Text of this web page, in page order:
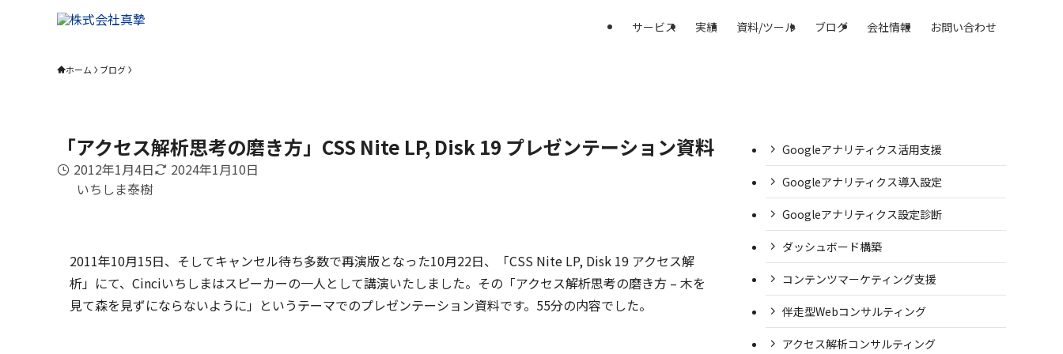
サービス 実績 資料/ツール ブログ 会社情報 お問い合わせ
ホーム ブログ
「アクセス解析思考の磨き方」CSS Nite LP, Disk 19 プレゼンテーション資料
2012年1月4日
2024年1月10日
いちしま泰樹
2011年10月15日、そしてキャンセル待ち多数で再演版となった10月22日、「CSS Nite LP, Disk 19 アクセス解
析」にて、Cinciいちしまはスピーカーの一人として講演いたしました。その「アクセス解析思考の磨き方 – 木を
見て森を見ずにならないように」というテーマでのプレゼンテーション資料です。55分の内容でした。
Googleアナリティクス活用支援
Googleアナリティクス導入設定
Googleアナリティクス設定診断
ダッシュボード構築
コンテンツマーケティング支援
伴走型Webコンサルティング
アクセス解析コンサルティング